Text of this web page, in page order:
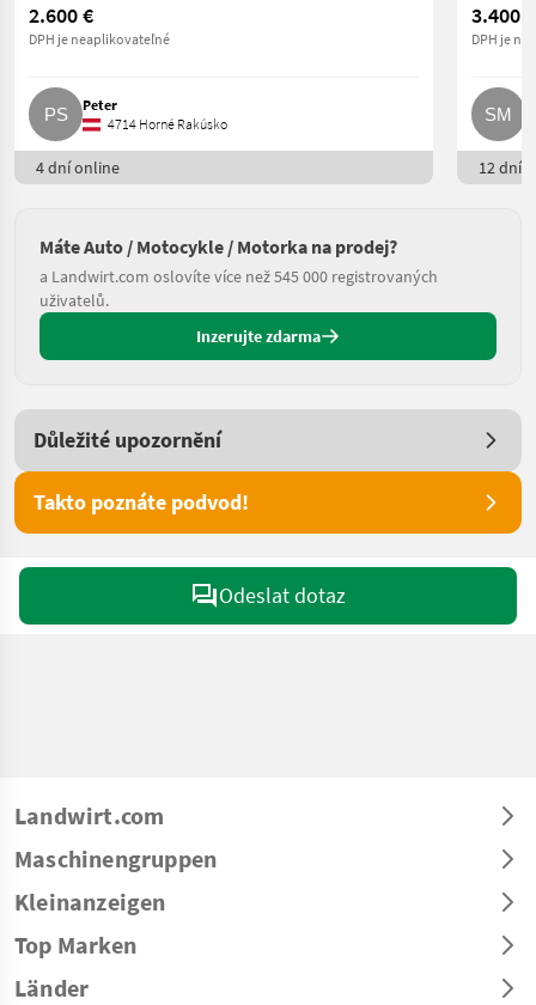
2.600 €
DPH je neaplikovateľné
Peter
4714 Horné Rakúsko
4 dní online
3.400 €
DPH je
12 dní
Máte Auto / Motocykle / Motorka na prodej?
a Landwirt.com oslovíte více než 545 000 registrovaných
uživatelů.
Inzerujte zdarma
Důležité upozornění
Takto poznáte podvod!
Odeslat dotaz
Landwirt.com
Maschinengruppen
Kleinanzeigen
Top Marken
Länder